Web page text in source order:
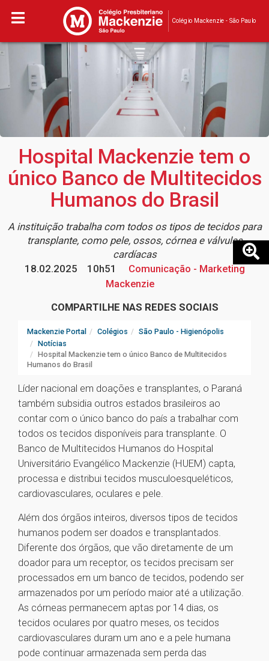
Colégio Mackenzie - São Paulo
Hospital Mackenzie tem o
único Banco de Multitecidos
Humanos do Brasil
A instituição trabalha com todos os tipos de tecidos para
transplante, como pele, ossos, córnea e válvulas
cardíacas
18.02.2025
10h51
Comunicação - Marketing
Mackenzie
COMPARTILHE NAS REDES SOCIAIS
Mackenzie Portal Colégios
São Paulo - Higienópolis
Notícias
Hospital Mackenzie tem o único Banco de Multitecidos
Humanos do Brasil
Líder nacional em doações e transplantes, o Paraná
também subsidia outros estados brasileiros ao
contar com o único banco do país a trabalhar com
todos os tecidos disponíveis para transplante. O
Banco de Multitecidos Humanos do Hospital
Universitário Evangélico Mackenzie (HUEM) capta,
processa e distribui tecidos musculoesqueléticos,
cardiovasculares, oculares e pele.
Além dos órgãos inteiros, diversos tipos de tecidos
humanos podem ser doados e transplantados.
Diferente dos órgãos, que vão diretamente de um
doador para um receptor, os tecidos precisam ser
processados em um banco de tecidos, podendo ser
armazenados por um período maior até a utilização.
As córneas permanecem aptas por 14 dias, os
tecidos oculares por quatro meses, os tecidos
cardiovasculares duram um ano e a pele humana
pode continuar armazenada sem perda das